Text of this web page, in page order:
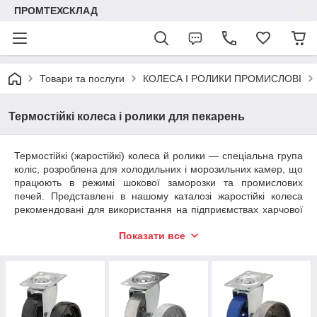
ПРОМТЕХСКЛАД
Товари та послуги КОЛЕСА І РОЛИКИ ПРОМИСЛОВІ
Термостійкі колеса і ролики для пекарень
Термостійкі (жаростійкі) колеса й ролики — спеціальна група
коліс, розроблена для холодильних і морозильних камер, що
працюють в режимі шокової заморозки та промислових
печей. Представлені в нашому каталозі жаростійкі колеса
рекомендовані для використання на підприємствах харчової
стійкість робочих характеристик у широкому діапазоні
висока вантажопідйомність (максимальне
навантаження до 300 кг на колісну опору);
допускаються для використання на гладких наливних
Показати все